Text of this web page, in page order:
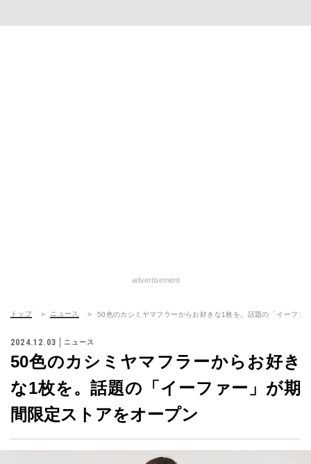
advertisement
トップ ニュース 50色のカシミヤマフラーからお好きな1枚を。話題の「イーファ
2024.12.03 ニュース
50色のカシミヤマフラーからお好き
な1枚を。話題の「イーファー」が期
間限定ストアをオープン